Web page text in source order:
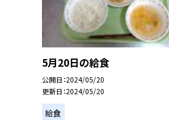
5月20日の給食
公開日 2024/05/20
更新日 2024/05/20
給食